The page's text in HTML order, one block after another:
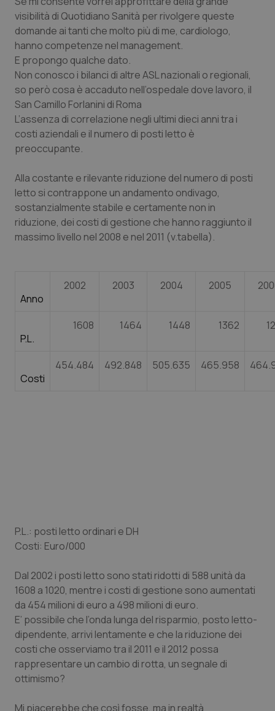
Molise
Piemonte
Provincia Autonoma di Bolzano
Provincia Autonoma di Trento
Puglia
Sardegna
Sicilia
Toscana
Veneto
Epatiti
HIV
Infezioni & Febbre
Ipertensione & Scompenso
Malattie rare
Malattia di Crohn & Rettocolite Ulcerosa
Neuroscienze & patologie neurodegenerative
Obesità
Oncoematologia
Oncologia & Nutrizione
Quotidiano Pediatria
Salute orale & impianti
Sangue & coagulazione
Tiroide
visibilità di Quotidiano Sanità per rivolgere queste
domande ai tanti che molto più di me, cardiologo,
hanno competenze nel management.
E propongo qualche dato.
Non conosco i bilanci di altre ASL nazionali o regionali,
so però cosa è accaduto nell’ospedale dove lavoro, il
San Camillo Forlanini di Roma
L’assenza di correlazione negli ultimi dieci anni tra i
costi aziendali e il numero di posti letto è
preoccupante.
Alla costante e rilevante riduzione del numero di posti
letto si contrappone un andamento ondivago,
sostanzialmente stabile e certamente non in
riduzione, dei costi di gestione che hanno raggiunto il
massimo livello nel 2008 e nel 2011 (v.tabella).
Anno
2002 2003 2004 2005
P.L.
1608 1464 1448 1362
Costi
454.484 492.848 505.635 465.958
P.L.: posti letto ordinari e DH
Costi: Euro/000
Dal 2002 i posti letto sono stati ridotti di 588 unità da
1608 a 1020, mentre i costi di gestione sono aumentati
da 454 milioni di euro a 498 milioni di euro.
E’ possibile che l’onda lunga del risparmio, posto letto-
dipendente, arrivi lentamente e che la riduzione dei
costi che osserviamo tra il 2011 e il 2012 possa
rappresentare un cambio di rotta, un segnale di
ottimismo?
Mi piacerebbe che così fosse, ma in realtà